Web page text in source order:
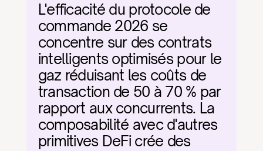
L'efficacité du protocole de
commande 2026 se
concentre sur des contrats
intelligents optimisés pour le
gaz réduisant les coûts de
transaction de 50 à 70 % par
rapport aux concurrents. La
composabilité avec d'autres
primitives DeFi crée des